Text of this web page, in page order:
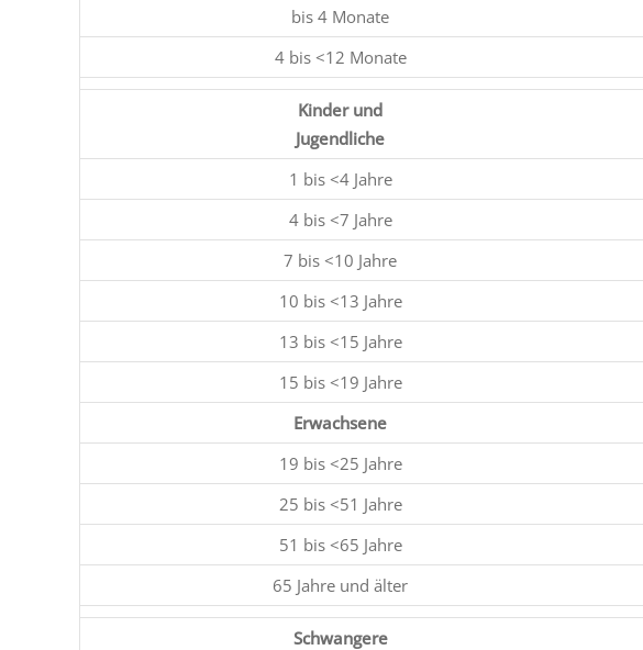
bis 4 Monate
4 bis <12 Monate
Kinder und
Jugendliche
1 bis <4 Jahre
4 bis <7 Jahre
7 bis <10 Jahre
10 bis <13 Jahre
13 bis <15 Jahre
15 bis <19 Jahre
Erwachsene
19 bis <25 Jahre
25 bis <51 Jahre
51 bis <65 Jahre
65 Jahre und älter
Schwangere